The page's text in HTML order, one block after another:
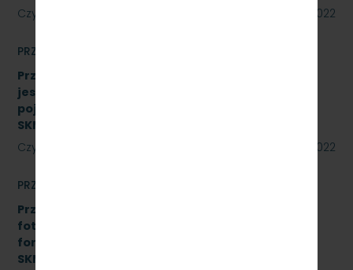
Czytaj dalej
23 sierpnia 2022
PRZETARGI
Przetarg nieograniczony, którego przedmiotem
jest wykonanie czynności naprawczych na
pojeździe kolejowym EN57-1758. Znak:
SKMMU.086.51.22
Czytaj dalej
18 sierpnia 2022
PRZETARGI
Przetarg nieograniczony na realizację instalacji
fotowoltaicznej o łącznej mocy do 50 kWp w
formule Zaprojektuj i wybuduj. Znak:
SKMMU.086.45.22